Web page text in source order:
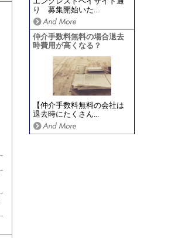
り 募集開始いた...
仲介手数料無料の場合退去
時費用が高くなる？
【仲介手数料無料の会社は
退去時にたくさん...